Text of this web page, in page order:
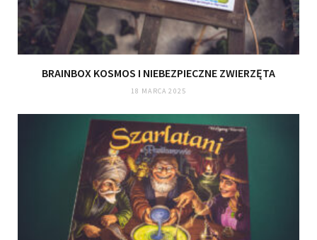
BRAINBOX KOSMOS I NIEBEZPIECZNE ZWIERZĘTA
18 MARCA 2025